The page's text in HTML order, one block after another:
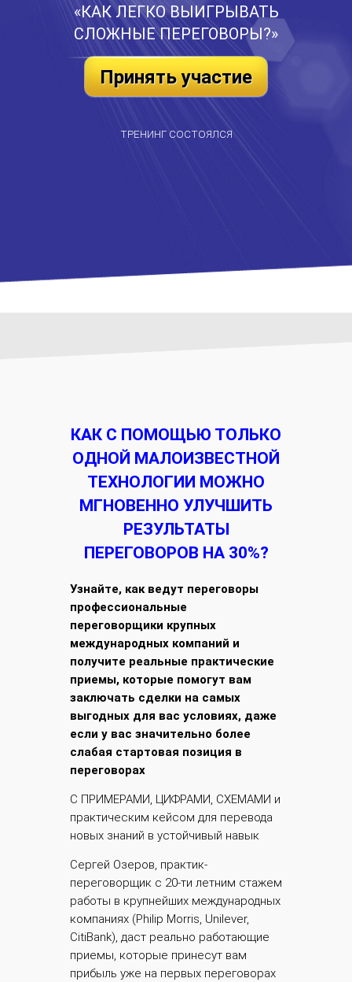
«КАК ЛЕГКО ВЫИГРЫВАТЬ
СЛОЖНЫЕ ПЕРЕГОВОРЫ?»
Принять участие
ТРЕНИНГ СОСТОЯЛСЯ
КАК С ПОМОЩЬЮ ТОЛЬКО
ОДНОЙ МАЛОИЗВЕСТНОЙ
ТЕХНОЛОГИИ МОЖНО
МГНОВЕННО УЛУЧШИТЬ
РЕЗУЛЬТАТЫ
ПЕРЕГОВОРОВ НА 30%?
Узнайте, как ведут переговоры
профессиональные
переговорщики крупных
международных компаний и
получите реальные практические
приемы, которые помогут вам
заключать сделки на самых
выгодных для вас условиях, даже
если у вас значительно более
слабая стартовая позиция в
переговорах
С ПРИМЕРАМИ, ЦИФРАМИ, СХЕМАМИ и
практическим кейсом для перевода
новых знаний в устойчивый навык
Сергей Озеров, практик-
переговорщик с 20-ти летним стажем
работы в крупнейших международных
компаниях (Philip Morris, Unilever,
CitiBank), даст реально работающие
приемы, которые принесут вам
прибыль уже на первых переговорах